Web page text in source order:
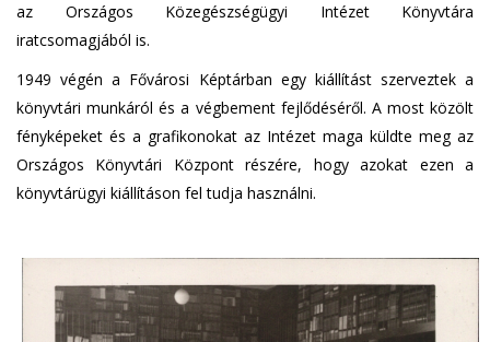
az Országos Közegészségügyi Intézet Könyvtára
iratcsomagjából is.
1949 végén a Fővárosi Képtárban egy kiállítást szerveztek a
könyvtári munkáról és a végbement fejlődéséről. A most közölt
fényképeket és a grafikonokat az Intézet maga küldte meg az
Országos Könyvtári Központ részére, hogy azokat ezen a
könyvtárügyi kiállításon fel tudja használni.